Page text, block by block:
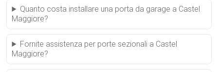
Quanto costa installare una porta da garage a Castel
Maggiore?
Fornite assistenza per porte sezionali a Castel
Maggiore?